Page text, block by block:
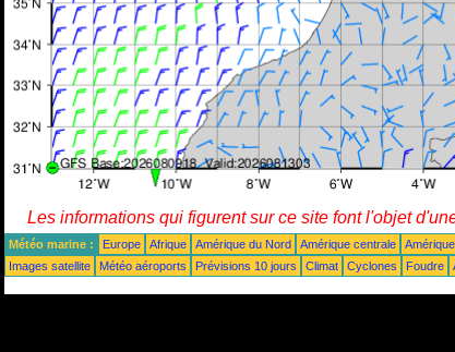
Les informations qui figurent sur ce site font l'objet
Météo marine : Europe Afrique Amérique du Nord Amérique centrale
Images satellite
Météo aéroports Prévisions 10 jours Climat Cyclones Foudre